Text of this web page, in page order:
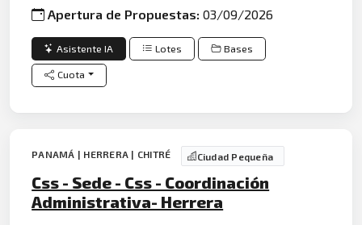
Apertura de Propuestas:03/09/2026
Asistente IA Lotes Bases
Cuota
PANAMÁ | HERRERA | CHITRÉ Ciudad Pequeña
Css - Sede - Css - Coordinación
Administrativa- Herrera